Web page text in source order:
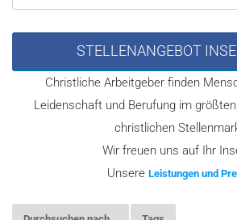
STELLENANGEBOT
Christliche Arbeitgeber finden
Leidenschaft und Berufung im
christlichen
Wir freuen uns auf Ihr
Unsere Leistungen und